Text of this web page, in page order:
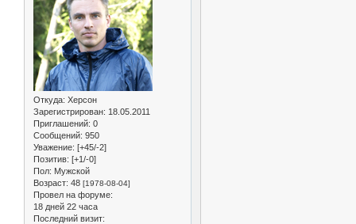
Откуда: Херсон
Зарегистрирован: 18.05.2011
Приглашений: 0
Сообщений: 950
Уважение: [+45/-2]
Позитив: [+1/-0]
Пол: Мужской
Возраст: 48 [1978-08-04]
Провел на форуме:
18 дней 22 часа
Последний визит: